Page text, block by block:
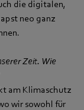
die digitalen,
neo ganz
Zeit. Wie
am Klimaschutz
wir sowohl für